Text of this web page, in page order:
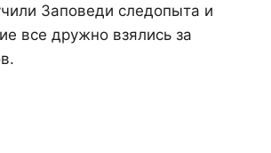
Заповеди следопыта и
все дружно взялись за